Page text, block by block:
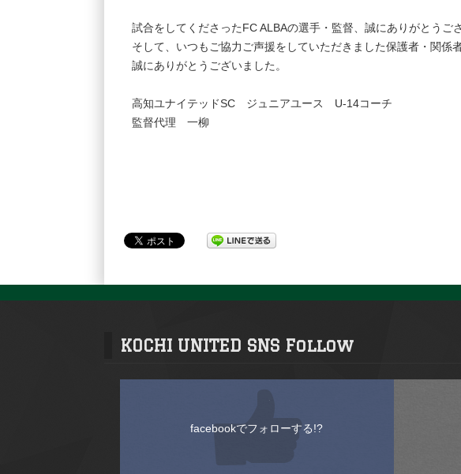
試合をしてくださったFC ALBAの選手・監督、誠にありがとうご
そして、いつもご協力ご声援をしていただきました保護者・関係
誠にありがとうございました。
高知ユナイテッドSC ジュニアユース U-14コーチ
監督代理 一柳
KOCHI UNITED SNS Follow
facebookでフォローする!?